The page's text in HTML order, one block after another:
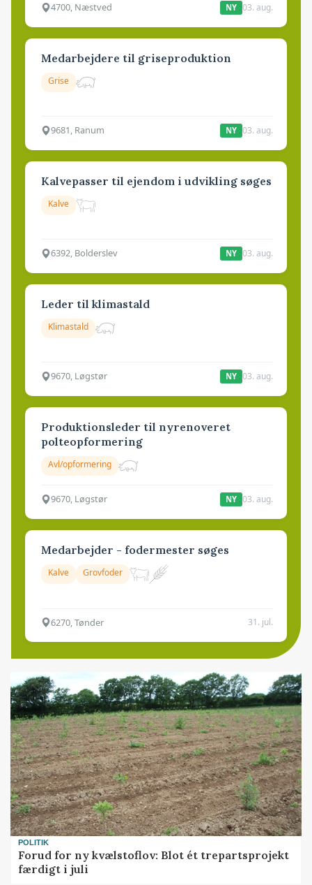
4700, Næstved NY 03. aug.
Medarbejdere til griseproduktion
Grise
9681, Ranum NY 03. aug.
Kalvepasser til ejendom i udvikling søges
Kalve
6392, Bolderslev NY 03. aug.
Leder til klimastald
Klimastald
9670, Løgstør NY 03. aug.
Produktionsleder til nyrenoveret
polteopformering
Avl/opformering
9670, Løgstør NY 03. aug.
Medarbejder - fodermester søges
Kalve Grovfoder
6270, Tønder 31. jul.
POLITIK
Forud for ny kvælstoflov: Blot ét trepartsprojekt
færdigt i juli